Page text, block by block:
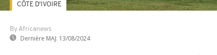
By Africanews
Dernière MAJ: 13/08/2024
CÔTE D'IVOIRE